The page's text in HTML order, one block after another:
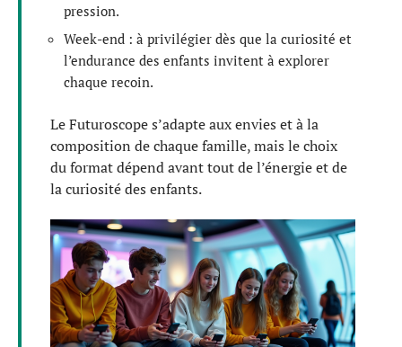
pression.
Week-end : à privilégier dès que la curiosité et
l’endurance des enfants invitent à explorer
chaque recoin.
Le Futuroscope s’adapte aux envies et à la
composition de chaque famille, mais le choix
du format dépend avant tout de l’énergie et de
la curiosité des enfants.